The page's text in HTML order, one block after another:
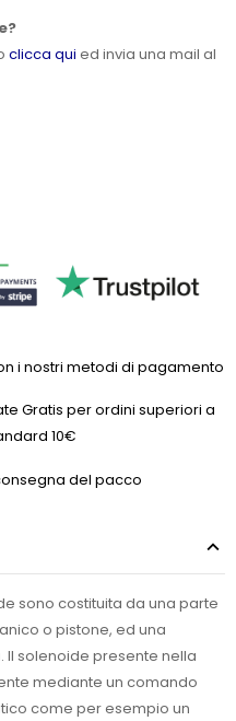
clicca qui ed invia una mail al
i nostri metodi di pagamento
Gratis per ordini superiori a
10€
del pacco
sono costituita da una parte
o pistone, ed una
Il solenoide presente nella
mediante un comando
come per esempio un